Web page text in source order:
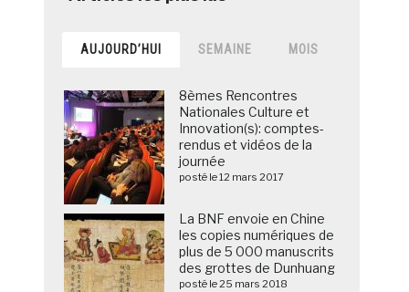
AUJOURD’HUI SEMAINE MOIS
8èmes Rencontres
Nationales Culture et
Innovation(s): comptes-
rendus et vidéos de la
journée
posté le 12 mars 2017
La BNF envoie en Chine
les copies numériques de
plus de 5 000 manuscrits
des grottes de Dunhuang
posté le 25 mars 2018